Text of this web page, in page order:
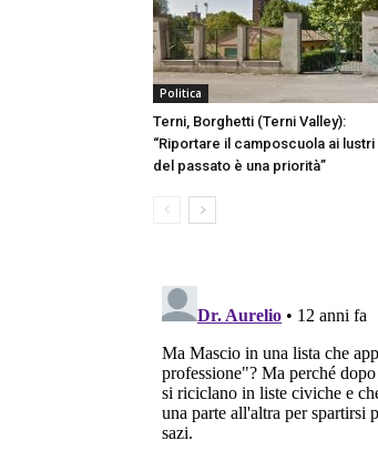
Politica
Terni, Borghetti (Terni Valley):
“Riportare il camposcuola ai lustri
del passato è una priorità”